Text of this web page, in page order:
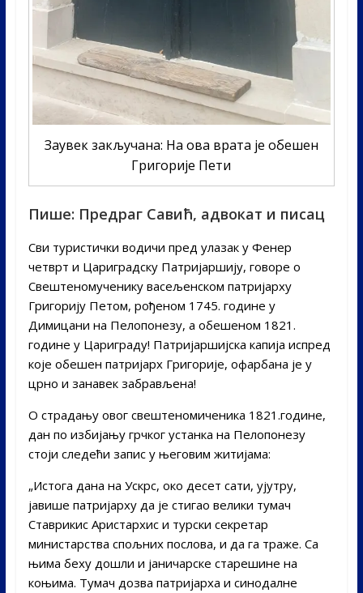
Заувек закључана: На ова врата је обешен
Григорије Пети
Пише: Предраг Савић, адвокат и писац
Сви туристички водичи пред улазак у Фенер
четврт и Цариградску Патријаршију, говоре о
Свештеномученику васељенском патријарху
Григорију Петом, рођеном 1745. године у
Димицани на Пелопонезу, а обешеном 1821.
године у Цариграду! Патријаршијска капија испред
које обешен патријарх Григорије, офарбана је у
црно и занавек забрављена!
О страдању овог свештеномиченика 1821.године,
дан по избијању грчког устанка на Пелопонезу
стоји следећи запис у његовим житијама:
„Истога дана на Ускрс, око десет сати, ујутру,
јавише патријарху да је стигао велики тумач
Ставрикис Аристархис и турски секретар
министарства спољних послова, и да га траже. Са
њима беху дошли и јаничарске старешине на
коњима. Тумач дозва патријарха и синодалне